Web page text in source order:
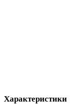
Характеристики